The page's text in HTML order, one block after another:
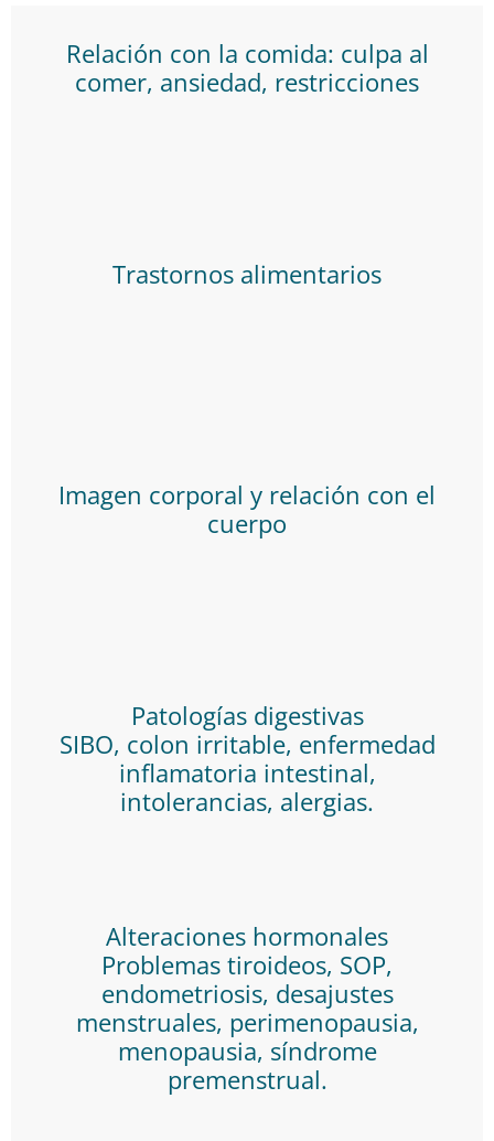
Relación con la comida: culpa al
comer, ansiedad, restricciones
Trastornos alimentarios
Imagen corporal y relación con el
cuerpo
Patologías digestivas
SIBO, colon irritable, enfermedad
inflamatoria intestinal,
intolerancias, alergias.
Alteraciones hormonales
Problemas tiroideos, SOP,
endometriosis, desajustes
menstruales, perimenopausia,
menopausia, síndrome
premenstrual.